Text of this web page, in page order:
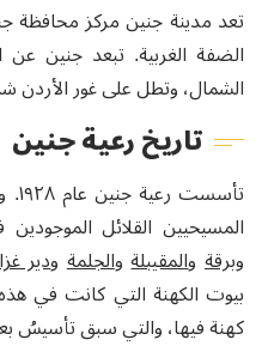
تعد مدينة جنين مركز محافظة
الشمال، وتطل على غور الأردن
تاريخ رعية جنين
المسيحيين القلائل
وبرقةوالمقيبلةوالجلمةودير
بيوت الكهنة التي كانت في
كهنة فيها، والتي سبق تأسيسُ